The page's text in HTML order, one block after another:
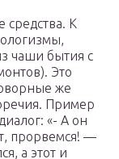
средства. К
чаши бытия с
Это
же
Пример
«- А он
прорвемся! —
а этот и